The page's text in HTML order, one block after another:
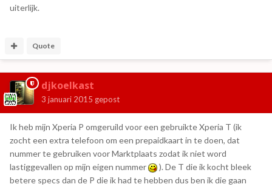
uiterlijk.
Quote
djkoelkast
3 januari 2015 gepost
Ik heb mijn Xperia P omgeruild voor een gebruikte Xperia T (ik
zocht een extra telefoon om een prepaidkaart in te doen, dat
nummer te gebruiken voor Marktplaats zodat ik niet word
lastiggevallen op mijn eigen nummer
). De T die ik kocht bleek
betere specs dan de P die ik had te hebben dus ben ik die gaan